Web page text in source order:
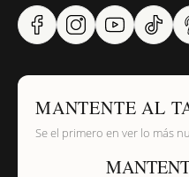
MANTENTE AL
Se el primero en ver lo más